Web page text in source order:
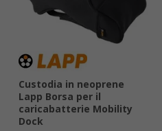
Custodia in neoprene
Lapp Borsa per il
caricabatterie Mobility
Dock